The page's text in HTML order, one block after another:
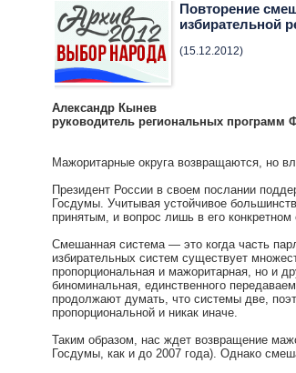
Повторение
избирательной
(15.12.2012)
Александр Кынев
руководитель региональных программ
Мажоритарные округа возвращаются, но
Президент России в своем послании
Госдумы. Учитывая устойчивое
принятым, и вопрос лишь в его
Смешанная система — это когда часть
избирательных систем существует
пропорциональная и мажоритарная, но и
биноминальная, единственного
продолжают думать, что системы две,
пропорциональной и никак иначе.
Таким образом, нас ждет возвращение
Госдумы, как и до 2007 года). Однако